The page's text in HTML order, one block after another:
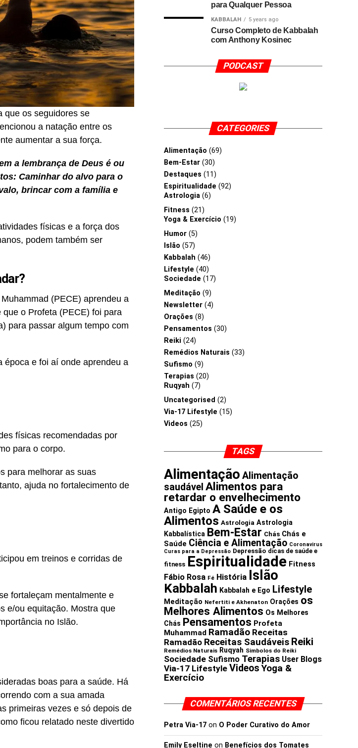
que os seguidores se
a natação entre os
aumentar a sua força.
a lembrança de Deus é ou
Caminhar do alvo para o
brincar com a família e
físicas e a força dos
podem também ser
(PECE) aprendeu a
o Profeta (PECE) foi para
para passar algum tempo com
época e foi aí onde aprendeu a
físicas recomendadas por
para o corpo.
para melhorar as suas
ajuda no fortalecimento de
em treinos e corridas de
fortaleçam mentalmente e
e/ou equitação. Mostra que
no Islão.
boas para a saúde. Há
com a sua amada
primeiras vezes e só depois de
ficou relatado neste divertido
para Qualquer Pessoa
KABBALAH 5 years ago
Curso Completo de Kabbalah
com Anthony Kosinec
PODCAST
CATEGORIES
Alimentação (69)
Bem-Estar (30)
Destaques (11)
Espiritualidade (92)
Astrologia (6)
Fitness (21)
Yoga & Exercício (19)
Humor (5)
Islão (57)
Kabbalah (46)
Lifestyle (40)
Sociedade (17)
Meditação (9)
Newsletter (4)
Orações (8)
Pensamentos (30)
Reiki (24)
Remédios Naturais (33)
Sufismo (9)
Terapias (20)
Ruqyah (7)
Uncategorised (2)
Via-17 Lifestyle (15)
Videos (25)
TAGS
Alimentação Alimentação
saudável Alimentos para
retardar o envelhecimento
Antigo Egipto A Saúde e os
Alimentos Astrologia Astrologia
Kabbalística Bem-Estar Chás Chás e
Saúde Ciência e Alimentação Coronavirus
Curas para a Depressão Depressão dicas de saúde e
fitness Espiritualidade Fitness
Fábio Rosa Fé História Islão
Kabbalah Kabbalah e Ego Lifestyle
Meditação Nefertiti e Akhenaton Orações os
Melhores Alimentos Os Melhores
Chás Pensamentos Profeta
Muhammad Ramadão Receitas
Ramadão Receitas Saudáveis Reiki
Remédios Naturais Ruqyah Simbolos do Reiki
Sociedade Sufismo Terapias User Blogs
Via-17 Lifestyle Videos Yoga &
Exercício
COMENTÁRIOS RECENTES
Petra Via-17 on O Poder Curativo do Amor
Emily Eseltine on Benefícios dos Tomates